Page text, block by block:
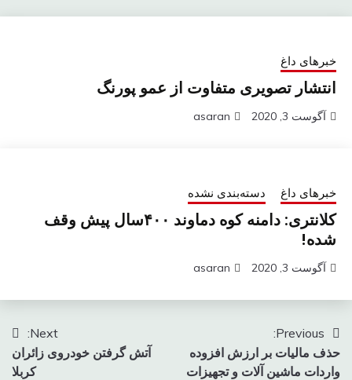
خبرهای داغ
انتشار تصویری متفاوت از عمو پورنگ
آگوست 3, 2020 asaran
خبرهای داغ دسته‌بندی نشده
کلانتری: دامنه کوه دماوند ۴۰۰سال پیش وقف
شده!
آگوست 3, 2020 asaran
راهبری
نوشته
Previous:
حذف مالیات بر ارزش افزوده
واردات ماشین آلات و تجهیزات
Next:
آتش گرفتن خودروی زائران
کربلا